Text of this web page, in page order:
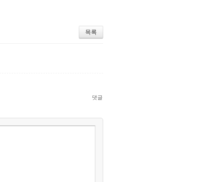
목록
댓글